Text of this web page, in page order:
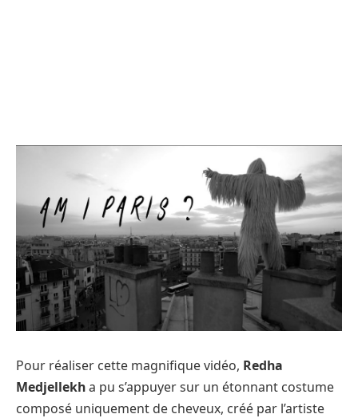
Pour réaliser cette magnifique vidéo, Redha
Medjellekha pu s’appuyer sur un étonnant costume
composé uniquement de cheveux, créé par l’artiste